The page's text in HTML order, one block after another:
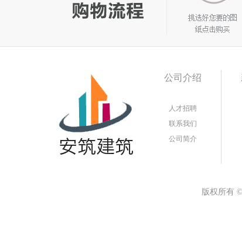
公司介绍
人才招聘
联系我们
公司简介
版权所有 ©